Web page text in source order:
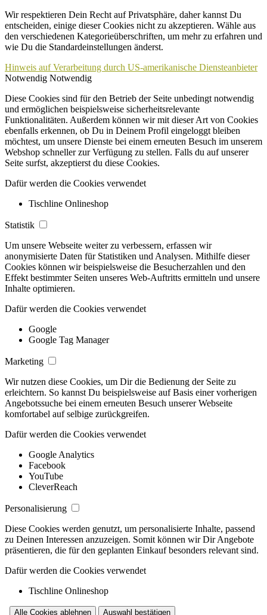
Wir respektieren Dein Recht auf Privatsphäre, daher kannst Du
entscheiden, einige dieser Cookies nicht zu akzeptieren. Wähle aus
den verschiedenen Kategorieüberschriften, um mehr zu erfahren und
wie Du die Standardeinstellungen änderst.
Hinweis auf Verarbeitung durch US-amerikanische Diensteanbieter
Notwendig Notwendig
Diese Cookies sind für den Betrieb der Seite unbedingt notwendig
und ermöglichen beispielsweise sicherheitsrelevante
Funktionalitäten. Außerdem können wir mit dieser Art von Cookies
ebenfalls erkennen, ob Du in Deinem Profil eingeloggt bleiben
möchtest, um unsere Dienste bei einem erneuten Besuch im unserem
Webshop schneller zur Verfügung zu stellen. Falls du auf unserer
Seite surfst, akzeptierst du diese Cookies.
Dafür werden die Cookies verwendet
Tischline Onlineshop
Statistik
Um unsere Webseite weiter zu verbessern, erfassen wir
anonymisierte Daten für Statistiken und Analysen. Mithilfe dieser
Cookies können wir beispielsweise die Besucherzahlen und den
Effekt bestimmter Seiten unseres Web-Auftritts ermitteln und unsere
Inhalte optimieren.
Dafür werden die Cookies verwendet
Google
Google Tag Manager
Marketing
Wir nutzen diese Cookies, um Dir die Bedienung der Seite zu
erleichtern. So kannst Du beispielsweise auf Basis einer vorherigen
Angebotssuche bei einem erneuten Besuch unserer Webseite
komfortabel auf selbige zurückgreifen.
Dafür werden die Cookies verwendet
Google Analytics
Facebook
YouTube
CleverReach
Personalisierung
Diese Cookies werden genutzt, um personalisierte Inhalte, passend
zu Deinen Interessen anzuzeigen. Somit können wir Dir Angebote
präsentieren, die für den geplanten Einkauf besonders relevant sind.
Dafür werden die Cookies verwendet
Tischline Onlineshop
Alle Cookies ablehnen Auswahl bestätigen